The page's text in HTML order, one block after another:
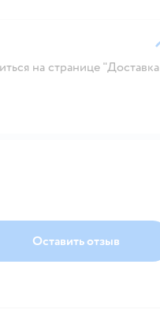
на странице "Доставка
Оставить отзыв